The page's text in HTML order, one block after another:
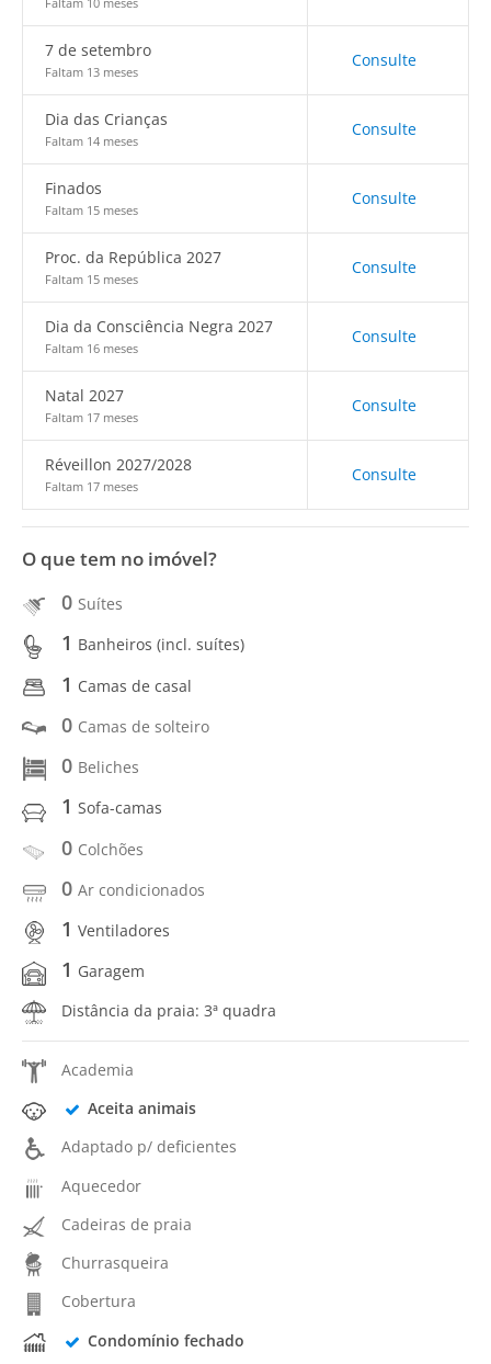
7 de setembro
Faltam 13 meses
Consulte
Dia das Crianças
Faltam 14 meses
Consulte
Finados
Faltam 15 meses
Consulte
Proc. da República 2027
Faltam 15 meses
Consulte
Dia da Consciência Negra 2027
Faltam 16 meses
Consulte
Natal 2027
Faltam 17 meses
Consulte
Réveillon 2027/2028
Faltam 17 meses
Consulte
O que tem no imóvel?
0 Suítes
1 Banheiros (incl. suítes)
1 Camas de casal
0 Camas de solteiro
0 Beliches
1 Sofa-camas
0 Colchões
0 Ar condicionados
1 Ventiladores
1 Garagem
Distância da praia: 3ª quadra
Academia
Aceita animais
Adaptado p/ deficientes
Aquecedor
Cadeiras de praia
Churrasqueira
Cobertura
Condomínio fechado